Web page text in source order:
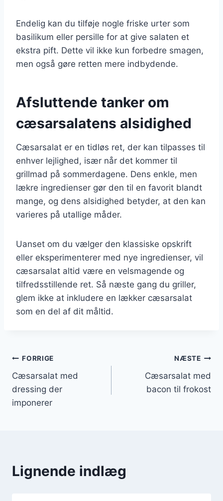
Endelig kan du tilføje nogle friske urter som
basilikum eller persille for at give salaten et
ekstra pift. Dette vil ikke kun forbedre smagen,
men også gøre retten mere indbydende.
Afsluttende tanker om
cæsarsalatens alsidighed
Cæsarsalat er en tidløs ret, der kan tilpasses til
enhver lejlighed, især når det kommer til
grillmad på sommerdagene. Dens enkle, men
lækre ingredienser gør den til en favorit blandt
mange, og dens alsidighed betyder, at den kan
varieres på utallige måder.
Uanset om du vælger den klassiske opskrift
eller eksperimenterer med nye ingredienser, vil
cæsarsalat altid være en velsmagende og
tilfredsstillende ret. Så næste gang du griller,
glem ikke at inkludere en lækker cæsarsalat
som en del af dit måltid.
Indlægsnavigation
FORRIGE
Cæsarsalat med
dressing der
imponerer
NÆSTE
Cæsarsalat med
bacon til frokost
Lignende indlæg